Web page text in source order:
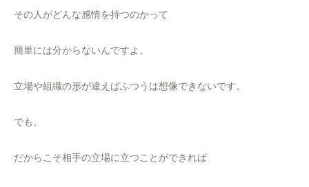
その人がどんな感情を持つのかって
簡単には分からないんですよ。
立場や組織の形が違えばふつうは想像できないです。
でも、
だからこそ相手の立場に立つことができれば